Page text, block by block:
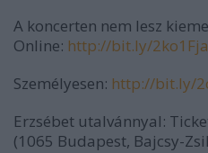
A koncerten nem lesz
Online: http://bit.ly/2ko1Fja
Személyesen: http://bit.ly/
Erzsébet utalvánnyal:
(1065 Budapest, Bajcsy-